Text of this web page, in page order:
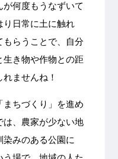
何度もうなずいて
り日常に土に触れ
もらうことで、自分
生き物や作物との距
ませんね！
まちづくり」を進め
は、農家が少ない地
みのある公園に